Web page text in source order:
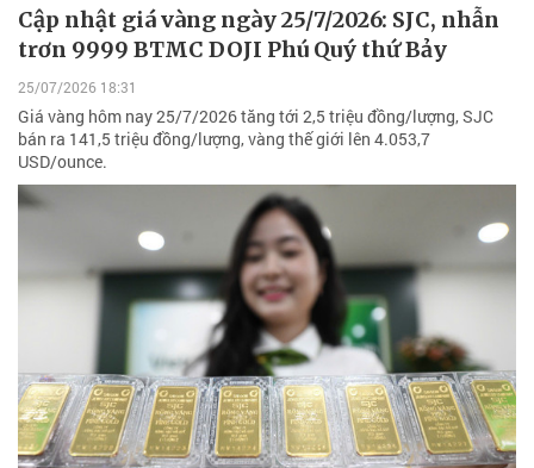
Cập nhật giá vàng ngày 25/7/2026: SJC, nhẫn
trơn 9999 BTMC DOJI Phú Quý thứ Bảy
25/07/2026 18:31
Giá vàng hôm nay 25/7/2026 tăng tới 2,5 triệu đồng/lượng, SJC
bán ra 141,5 triệu đồng/lượng, vàng thế giới lên 4.053,7
USD/ounce.